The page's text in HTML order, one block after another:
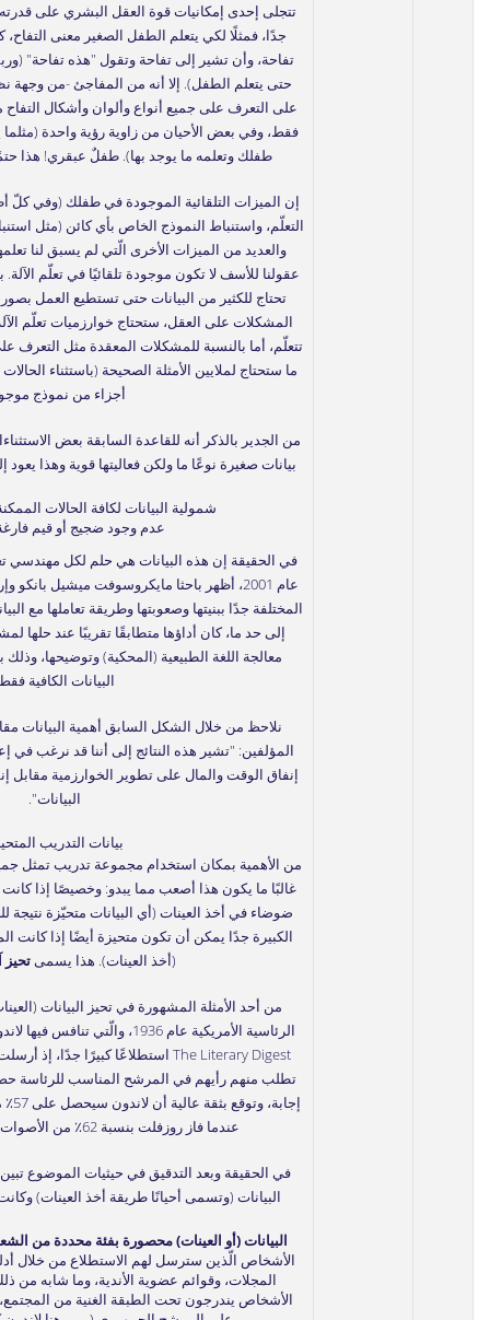
تتجلى إحدى إمكانيات قوة العقل البشري على قدرته
جدًا، فمثلًا لكي يتعلم الطفل الصغير معنى
تفاحة، وأن تشير إلى تفاحة وتقول "هذه تفاحة"
حتى يتعلم الطفل). إلا أنه من المفاجئ -من وجهة
على التعرف على جميع أنواع وألوان وأشكال
فقط، وفي بعض الأحيان من زاوية رؤية واحدة
طفلك وتعلمه ما يوجد بها). طفلٌ عبقري! هذا
إن الميزات التلقائية الموجودة في طفلك (وفي كلّ
التعلّم، واستنباط النموذج الخاص بأي كائن (مثل
والعديد من الميزات الأخرى الّتي لم يسبق لنا
عقولنا للأسف لا تكون موجودة تلقائيًا في تعلّم
تحتاج للكثير من البيانات حتى تستطيع العمل
المشكلات على العقل، ستحتاج خوارزميات تعلّم
تتعلّم، أما بالنسبة للمشكلات المعقدة مثل التعرف
ما ستحتاج لملايين الأمثلة الصحيحة (باستثناء
أجزاء من نموذج
من الجدير بالذكر أنه للقاعدة السابقة بعض
بيانات صغيرة نوعًا ما ولكن فعاليتها قوية وهذا
شمولية البيانات لكافة الحالات
عدم وجود ضجيج أو قيم
في الحقيقة إن هذه البيانات هي حلم لكل مهندسي
عام 2001، أظهر باحثا مايكروسوفت ميشيل
المختلفة جدًا ببنيتها وصعوبتها وطريقة تعاملها مع
إلى حد ما، كان أداؤها متطابقًا تقريبًا عند حلها
معالجة اللغة الطبيعية (المحكية) وتوضيحها،
البيانات الكافية
نلاحظ من خلال الشكل السابق أهمية البيانات
المؤلفين: "تشير هذه النتائج إلى أننا قد نرغب في
إنفاق الوقت والمال على تطوير الخوارزمية
البيانات".
بيانات التدريب
من الأهمية بمكان استخدام مجموعة تدريب تمثل جميع
غالبًا ما يكون هذا أصعب مما يبدو: وخصيصًا إذا
ضوضاء في أخذ العينات (أي البيانات متحيّزة نتيجة
الكبيرة جدًا يمكن أن تكون متحيزة أيضًا إذا كانت
(أخذ العينات). هذا يسمىتحيز
من أحد الأمثلة المشهورة في تحيز البيانات
الرئاسية الأمريكية عام 1936،
عندما فاز روزفلت بنسبة 62٪ من الأصوات.
في الحقيقة وبعد التدقيق في حيثيات الموضوع
البيانات (وتسمى أحيانًا طريقة أخذ العينات)
البيانات (أو العينات) محصورة بفئة محددة من
الأشخاص الّذين سترسل لهم الاستطلاع من خلال
المجلات، وقوائم عضوية الأندية، وما شابه
الأشخاص يندرجون تحت الطبقة الغنية من